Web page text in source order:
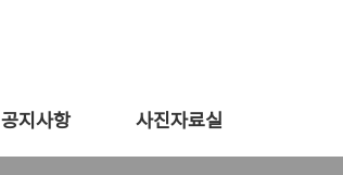
공지사항 사진자료실